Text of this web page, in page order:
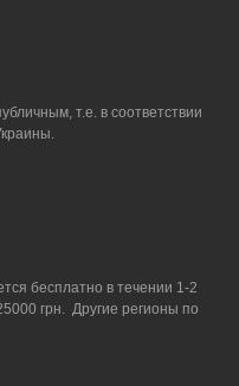
т.е. в соответствии
бесплатно в течении 1-2
грн. Другие регионы по